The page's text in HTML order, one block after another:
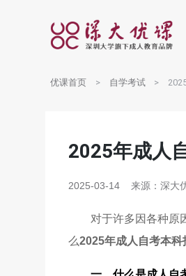
优课首页 自学考试
2025年成人
2025-03-14 来源：深大
对于许多因各种原
么2025年成人自考本科